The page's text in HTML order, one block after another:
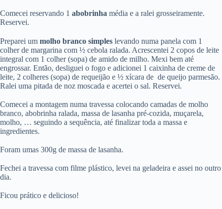
Comecei reservando 1 abobrinha média e a ralei grosseiramente.
Reservei.
Preparei um molho branco simples levando numa panela com 1
colher de margarina com ½ cebola ralada. Acrescentei 2 copos de leite
integral com 1 colher (sopa) de amido de milho. Mexi bem até
engrossar. Então, desliguei o fogo e adicionei 1 caixinha de creme de
leite, 2 colheres (sopa) de requeijão e ½ xícara de de queijo parmesão.
Ralei uma pitada de noz moscada e acertei o sal. Reservei.
Comecei a montagem numa travessa colocando camadas de molho
branco, abobrinha ralada, massa de lasanha pré-cozida, muçarela,
molho, … seguindo a sequência, até finalizar toda a massa e
ingredientes.
Foram umas 300g de massa de lasanha.
Fechei a travessa com filme plástico, levei na geladeira e assei no outro
dia.
Ficou prático e delicioso!